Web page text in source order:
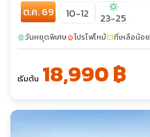
ต.ค. 69 10-12 sunny
23-25
sunnyวันหยุดพิเศษlocal_fire_departmentโปรไฟไหม้confirmation_numberที่เหลือน้อย
เริ่มต้น 18,990 ฿